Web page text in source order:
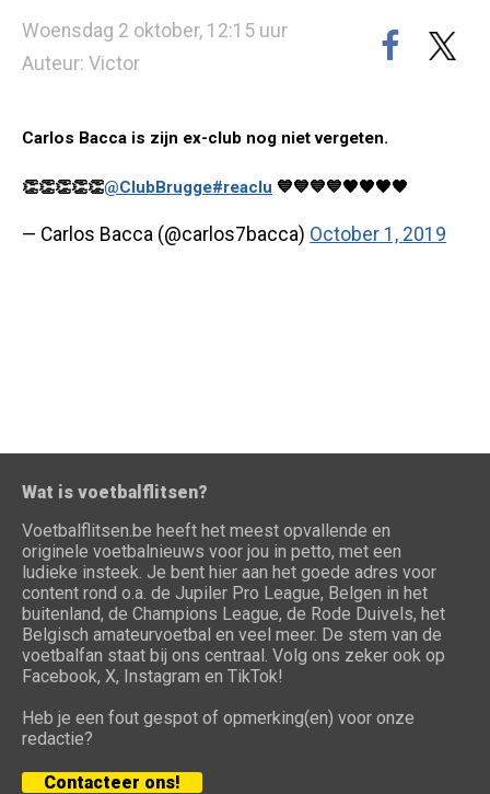
Woensdag 2 oktober, 12:15 uur
Auteur: Victor
Carlos Bacca is zijn ex-club nog niet vergeten.
👏👏👏👏👏@ClubBrugge#reaclu 💙💙💙💙🖤🖤🖤🖤
— Carlos Bacca (@carlos7bacca) October 1, 2019
Wat is voetbalflitsen?
Voetbalflitsen.be heeft het meest opvallende en
originele voetbalnieuws voor jou in petto, met een
ludieke insteek. Je bent hier aan het goede adres voor
content rond o.a. de Jupiler Pro League, Belgen in het
buitenland, de Champions League, de Rode Duivels, het
Belgisch amateurvoetbal en veel meer. De stem van de
voetbalfan staat bij ons centraal. Volg ons zeker ook op
Facebook, X, Instagram en TikTok!
Heb je een fout gespot of opmerking(en) voor onze
redactie?
Contacteer ons!